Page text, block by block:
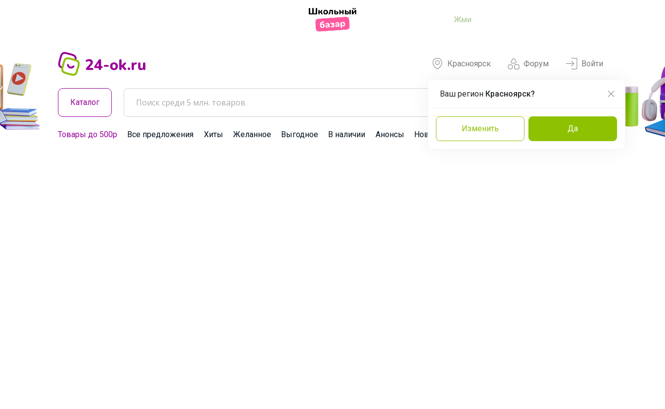
Жми
Форум
Красноярск
Ваш регион Красноярск?
Изменить Да
Войти
Каталог
Товары до 500р Все предложения Хиты Желанное Выгодное В наличии Анонсы Новости Команда Эксперты